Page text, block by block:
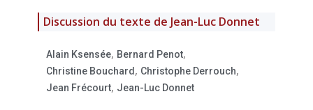
Discussion du texte de Jean-Luc Donnet
Alain Ksensée, Bernard Penot,
Christine Bouchard , Christophe Derrouch,
Jean Frécourt, Jean-Luc Donnet